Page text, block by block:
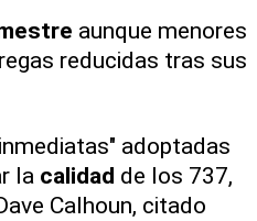
aunque menores
reducidas tras sus
adoptadas
la calidad de los 737,
Calhoun, citado